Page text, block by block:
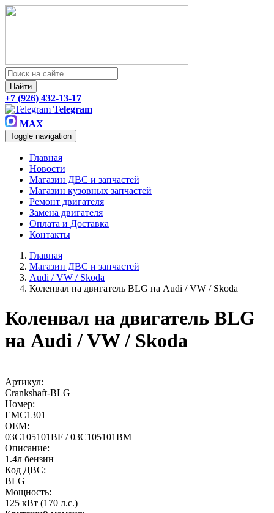
Найти
+7 (926) 432-13-17
Telegram
MAX
Toggle navigation
Главная
Новости
Магазин ДВС и запчастей
Магазин кузовных запчастей
Ремонт двигателя
Замена двигателя
Оплата и Доставка
Контакты
Главная
Магазин ДВС и запчастей
Audi / VW / Skoda
Коленвал на двигатель BLG на Audi / VW / Skoda
Коленвал на двигатель BLG
на Audi / VW / Skoda
Артикул:
Crankshaft-BLG
Номер:
EMC1301
OEM:
03C105101BF / 03C105101BM
Описание:
1.4л бензин
Код ДВС:
BLG
Мощность:
125 кВт (170 л.с.)